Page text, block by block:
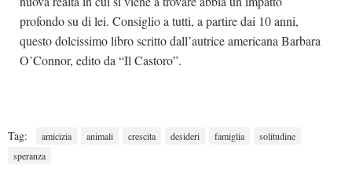
profondo su di lei. Consiglio a tutti, a partire dai 10 anni,
questo dolcissimo libro scritto dall’autrice americana Barbara
O’Connor, edito da “Il Castoro”.
Tag: amicizia animali crescita desideri famiglia
solitudine
speranza